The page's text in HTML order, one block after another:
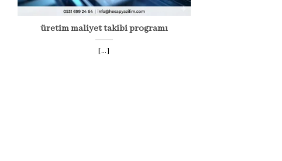
üretim maliyet takibi programı
[...]